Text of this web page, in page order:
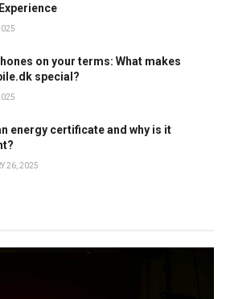
on your terms: What makes
special?
energy certificate and why is it
26, 2025